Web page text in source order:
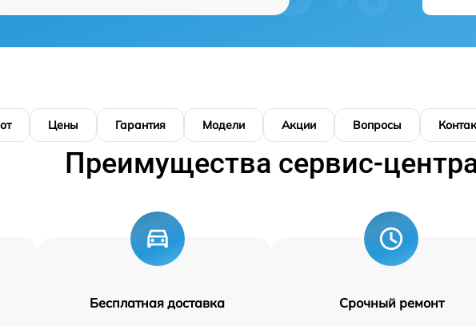
Цены Гарантия Модели Акции Вопросы
Преимущества сервис-
Бесплатная доставка Срочный ремонт